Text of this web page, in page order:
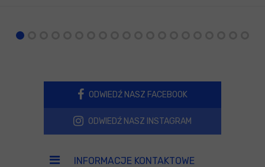
ODWIEDŹ NASZ FACEBOOK
ODWIEDŹ NASZ INSTAGRAM
INFORMACJE KONTAKTOWE